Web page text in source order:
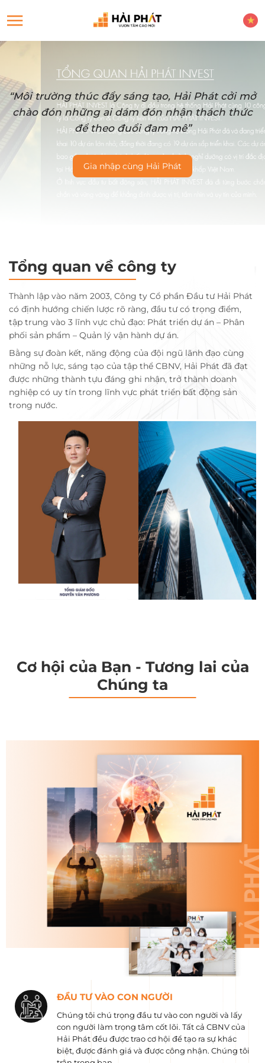
“Môi trường thúc đẩy sáng tạo, Hải Phát cởi mở
chào đón những ai dám đón nhận thách thức
để theo đuổi đam mê”
Gia nhập cùng Hải Phát
Tổng quan về công ty
Thành lập vào năm 2003, Công ty Cổ phần Đầu tư Hải Phát
có định hướng chiến lược rõ ràng, đầu tư có trọng điểm,
tập trung vào 3 lĩnh vực chủ đạo: Phát triển dự án – Phân
phối sản phẩm – Quản lý vận hành dự án.
Bằng sự đoàn kết, năng động của đội ngũ lãnh đạo cùng
những nỗ lực, sáng tạo của tập thể CBNV, Hải Phát đã đạt
được những thành tựu đáng ghi nhận, trở thành doanh
nghiệp có uy tín trong lĩnh vực phát triển bất động sản
trong nước.
Cơ hội của Bạn - Tương lai của
Chúng ta
ĐẦU TƯ VÀO CON NGƯỜI
Chúng tôi chú trọng đầu tư vào con người và lấy
con người làm trọng tâm cốt lõi. Tất cả CBNV của
Hải Phát đều được trao cơ hội để tạo ra sự khác
biệt, được đánh giá và được công nhận. Chúng tôi